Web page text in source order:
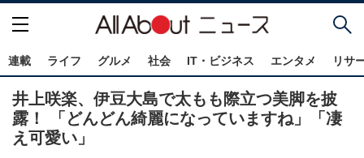
連載 ライフ グルメ 社会 IT・ビジネス エンタメ リサ
井上咲楽、伊豆大島で太もも際立つ美脚を披
露！ 「どんどん綺麗になっていますね」「凄
え可愛い」